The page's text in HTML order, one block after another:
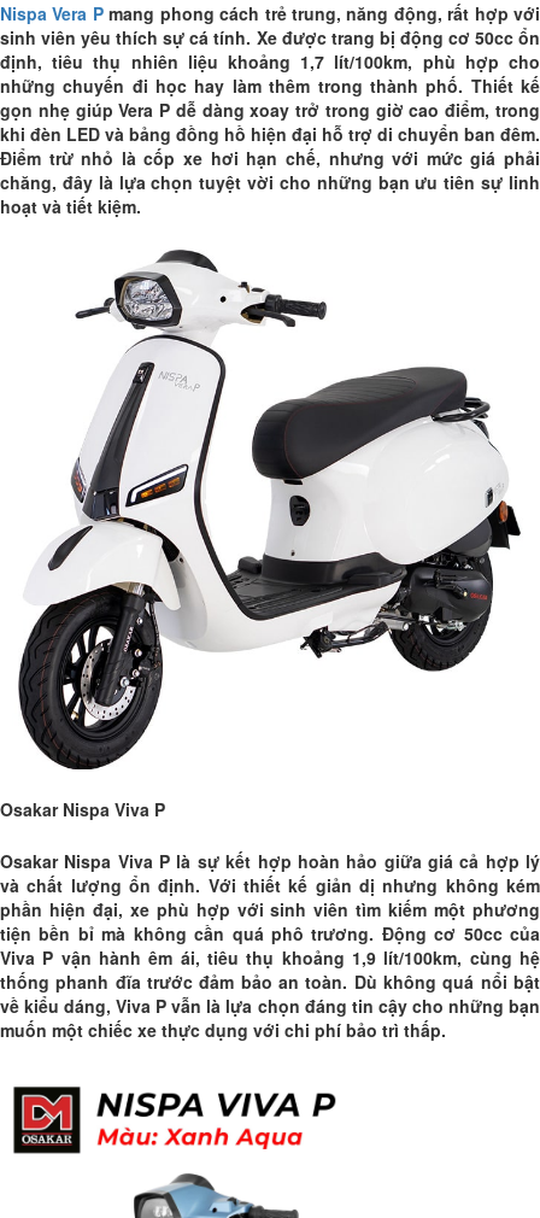
Nispa Vera Pmang phong cách trẻ trung, năng động, rất hợp với
sinh viên yêu thích sự cá tính. Xe được trang bị động cơ 50cc ổn
định, tiêu thụ nhiên liệu khoảng 1,7 lít/100km, phù hợp cho
những chuyến đi học hay làm thêm trong thành phố. Thiết kế
gọn nhẹ giúp Vera P dễ dàng xoay trở trong giờ cao điểm, trong
khi đèn LED và bảng đồng hồ hiện đại hỗ trợ di chuyển ban đêm.
Điểm trừ nhỏ là cốp xe hơi hạn chế, nhưng với mức giá phải
chăng, đây là lựa chọn tuyệt vời cho những bạn ưu tiên sự linh
hoạt và tiết kiệm.
Osakar Nispa Viva P
Osakar Nispa Viva P là sự kết hợp hoàn hảo giữa giá cả hợp lý
và chất lượng ổn định. Với thiết kế giản dị nhưng không kém
phần hiện đại, xe phù hợp với sinh viên tìm kiếm một phương
tiện bền bỉ mà không cần quá phô trương. Động cơ 50cc của
Viva P vận hành êm ái, tiêu thụ khoảng 1,9 lít/100km, cùng hệ
thống phanh đĩa trước đảm bảo an toàn. Dù không quá nổi bật
về kiểu dáng, Viva P vẫn là lựa chọn đáng tin cậy cho những bạn
muốn một chiếc xe thực dụng với chi phí bảo trì thấp.